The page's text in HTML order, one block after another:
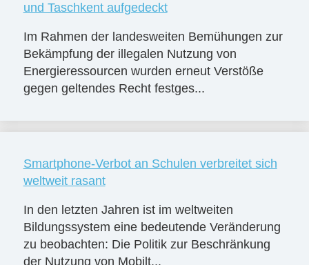
und Taschkent aufgedeckt
Im Rahmen der landesweiten Bemühungen zur
Bekämpfung der illegalen Nutzung von
Energieressourcen wurden erneut Verstöße
gegen geltendes Recht festges...
Smartphone-Verbot an Schulen verbreitet sich
weltweit rasant
In den letzten Jahren ist im weltweiten
Bildungssystem eine bedeutende Veränderung
zu beobachten: Die Politik zur Beschränkung
der Nutzung von Mobilt...